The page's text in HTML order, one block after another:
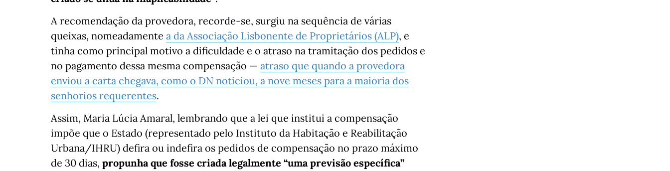
A recomendação da provedora, recorde-se, surgiu na sequência de várias
queixas, nomeadamente a da Associação Lisbonente de Proprietários (ALP), e
tinha como principal motivo a dificuldade e o atraso na tramitação dos pedidos e
no pagamento dessa mesma compensação — atraso que quando a provedora
enviou a carta chegava, como o DN noticiou, a nove meses para a maioria dos
senhorios requerentes.
Assim, Maria Lúcia Amaral, lembrando que a lei que institui a compensação
impõe que o Estado (representado pelo Instituto da Habitação e Reabilitação
Urbana/IHRU) defira ou indefira os pedidos de compensação no prazo máximo
de 30 dias, propunha que fosse criada legalmente “uma previsão específica”